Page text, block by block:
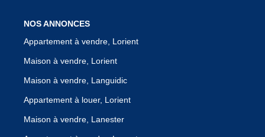
NOS ANNONCES
Appartement à vendre, Lorient
Maison à vendre, Lorient
Maison à vendre, Languidic
Appartement à louer, Lorient
Maison à vendre, Lanester